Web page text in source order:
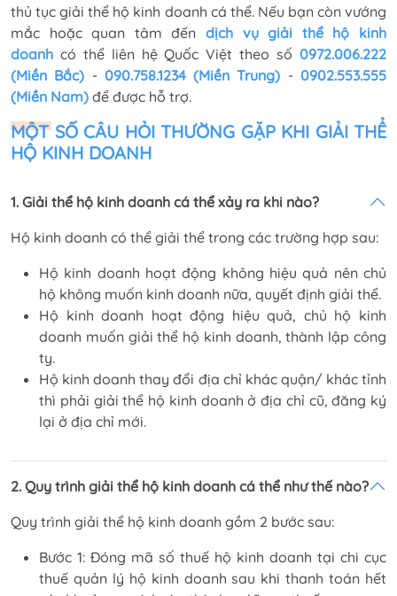
thủ tục giải thể hộ kinh doanh cá thể. Nếu bạn còn vướng
mắc hoặc quan tâm đến dịch vụ giải thể hộ kinh
doanh có thể liên hệ Quốc Việt theo số 0972.006.222
(Miền Bắc) - 090.758.1234 (Miền Trung) -0902.553.555
(Miền Nam) để được hỗ trợ.
MỘT SỐ CÂU HỎI THƯỜNG GẶP KHI GIẢI THỂ
HỘ KINH DOANH
1. Giải thể hộ kinh doanh cá thể xảy ra khi nào?
Hộ kinh doanh có thể giải thể trong các trường hợp sau:
Hộ kinh doanh hoạt động không hiệu quả nên chủ
hộ không muốn kinh doanh nữa, quyết định giải thể.
Hộ kinh doanh hoạt động hiệu quả, chủ hộ kinh
doanh muốn giải thể hộ kinh doanh, thành lập công
ty.
Hộ kinh doanh thay đổi địa chỉ khác quận/ khác tỉnh
thì phải giải thể hộ kinh doanh ở địa chỉ cũ, đăng ký
lại ở địa chỉ mới.
2. Quy trình giải thể hộ kinh doanh cá thể như thế nào?
Quy trình giải thể hộ kinh doanh gồm 2 bước sau:
Bước 1: Đóng mã số thuế hộ kinh doanh tại chi cục
thuế quản lý hộ kinh doanh sau khi thanh toán hết